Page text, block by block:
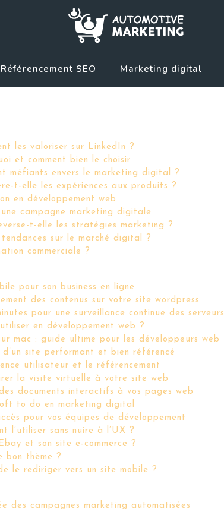
Référencement SEO Marketing digital
les valoriser sur LinkedIn ?
et comment bien le choisir
méfiants envers le marketing digital ?
t-elle les expériences aux produits ?
en développement web
campagne marketing digitale
t-elle les stratégies marketing ?
sur le marché digital ?
commerciale ?
pour son business en ligne
des contenus sur votre site wordpress
pour une surveillance continue des serveurs
en développement web ?
mac : guide ultime pour les développeurs web
site performant et bien référencé
utilisateur et le référencement
la visite virtuelle à votre site web
documents interactifs à vos pages web
to do en marketing digital
pour vos équipes de développement
l’utiliser sans nuire à l’UX ?
et son site e-commerce ?
bon thème ?
le rediriger vers un site mobile ?
des campagnes marketing automatisées